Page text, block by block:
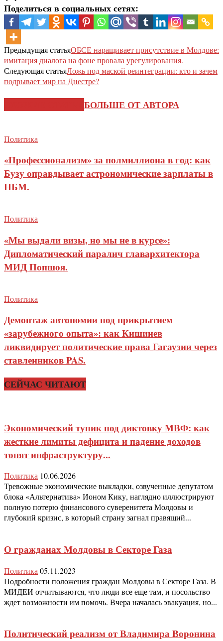
Поделиться в социальных сетях:
Предыдущая статьяОБСЕ наращивает присутствие в Молдове:
имитация диалога на фоне провала урегулирования.
Следующая статьяЛожь под маской реинтеграции: кто и зачем
подрывает мир на Днестре?
БОЛЬШЕ ОТ АВТОРА
Политика
«Профессионализм» за полмиллиона в год: как
Бузу оправдывает астрономические зарплаты в
НБМ.
Политика
«Мы выдали визы, но мы не в курсе»:
Дипломатический паралич главархитектора
МИД Попшоя.
Политика
Демонтаж автономии под прикрытием
«зарубежного опыта»: как Кишинев
ликвидирует политические права Гагаузии через
ставленников PAS.
СЕЙЧАС ЧИТАЮТ
Экономический тупик под диктовку МВФ: как
жесткие лимиты дефицита и падение доходов
топят инфраструктуру...
Политика 10.06.2026
Тревожные экономические выкладки, озвученные депутатом
блока «Альтернатива» Ионом Кику, наглядно иллюстрируют
полную потерю финансового суверенитета Молдовы и
глубокий кризис, в который страну загнал правящий...
О гражданах Молдовы в Секторе Газа
Политика 05.11.2023
Подробности положения граждан Молдовы в Секторе Газа. В
МИДЕИ отчитываются, что люди все еще там, и посольство
ждет возможности им помочь. Вчера началась эвакуация, но...
Политический реализм от Владимира Воронина